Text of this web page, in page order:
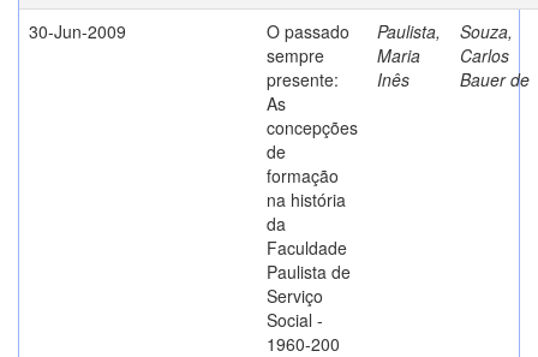
30-Jun-2009
O passado
sempre
presente:
As
concepções
de
formação
na história
da
Faculdade
Paulista de
Serviço
Social -
1960-200
Paulista,
Maria
Inês
Souza,
Carlos
Bauer de